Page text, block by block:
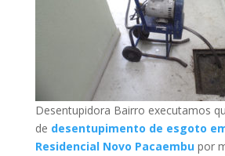
Desentupidora Bairro executamos
de desentupimento de esgoto
Residencial Novo Pacaembupor